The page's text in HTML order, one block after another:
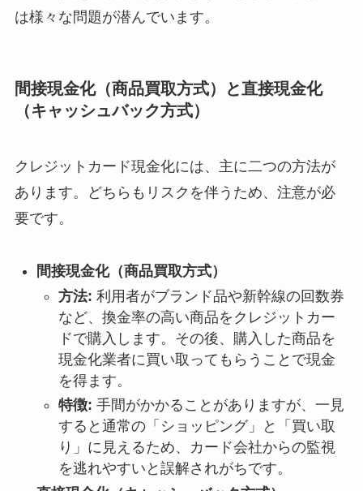
は様々な問題が潜んでいます。
間接現金化（商品買取方式）と直接現金化
（キャッシュバック方式）
クレジットカード現金化には、主に二つの方法が
あります。どちらもリスクを伴うため、注意が必
要です。
間接現金化（商品買取方式）
方法: 利用者がブランド品や新幹線の回数券
など、換金率の高い商品をクレジットカー
ドで購入します。その後、購入した商品を
現金化業者に買い取ってもらうことで現金
を得ます。
特徴: 手間がかかることがありますが、一見
すると通常の「ショッピング」と「買い取
り」に見えるため、カード会社からの監視
を逃れやすいと誤解されがちです。